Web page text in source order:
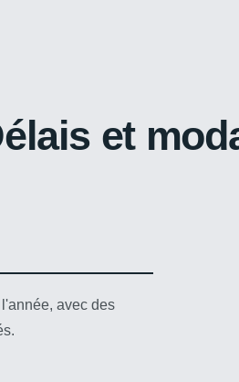
et
avec des